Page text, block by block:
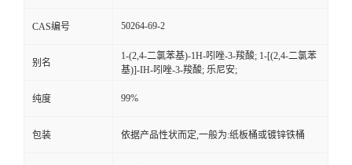
CAS编号 50264-69-2
别名
1-(2,4-二氯苯基)-1H-吲唑-3-羧酸; 1-[(2,4-二氯苯
基)]-IH-吲唑-3-羧酸; 乐尼安;
纯度 99%
包装 依据产品性状而定,一般为:纸板桶或镀锌铁桶